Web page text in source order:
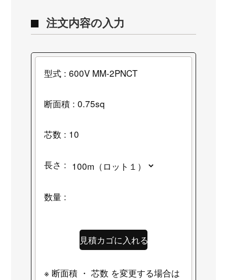
注文内容の入力
型式 : 600V MM-2PNCT
断面積 : 0.75sq
芯数 : 10
長さ :
数量 :
※ 断面積 ・ 芯数 を変更する場合は